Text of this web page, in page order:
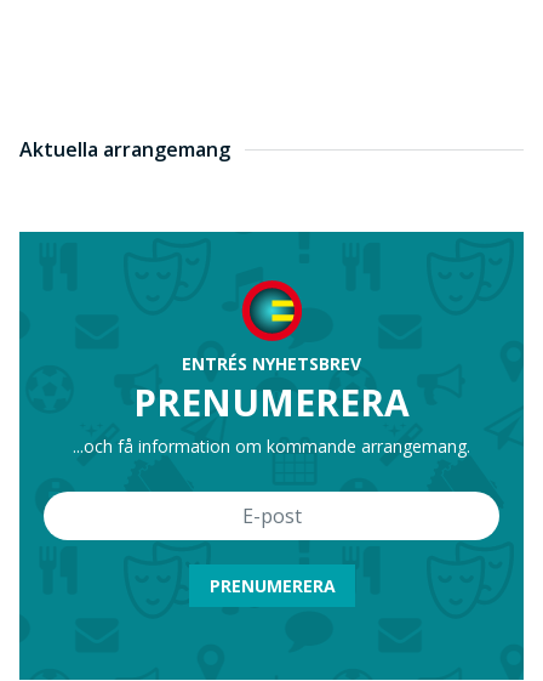
Aktuella arrangemang
ENTRÉS NYHETSBREV
PRENUMERERA
...och få information om kommande arrangemang.
PRENUMERERA